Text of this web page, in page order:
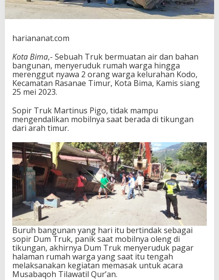
s
k
R
T
hariananat.com
Kota Bima,- Sebuah Truk bermuatan air dan bahan
bangunan, menyeruduk rumah warga hingga
merenggut nyawa 2 orang warga kelurahan Kodo,
Kecamatan Rasanae Timur, Kota Bima, Kamis siang
25 mei 2023.
Sopir Truk Martinus Pigo, tidak mampu
mengendalikan mobilnya saat berada di tikungan
dari arah timur.
Buruh bangunan yang hari itu bertindak sebagai
sopir Dum Truk, panik saat mobilnya oleng di
tikungan, akhirnya Dum Truk menyeruduk pagar
halaman rumah warga yang saat itu tengah
melaksanakan kegiatan memasak untuk acara
Musabaqoh Tilawatil Qur’an.